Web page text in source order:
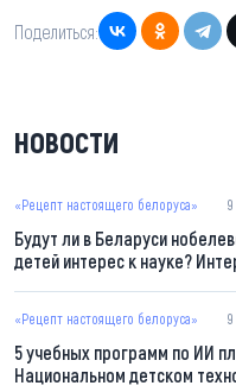
Поделиться:
НОВОСТИ
«Рецепт настоящего белоруса» 9
Будут ли в Беларуси
детей интерес к науке?
«Рецепт настоящего белоруса» 9
5 учебных программ по ИИ
Национальном детском